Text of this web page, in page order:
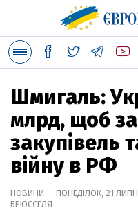
Шмигаль:
млрд, щоб
закупівель
війну в РФ
НОВИНИ — ПОНЕДІЛОК, 21
БРЮССЕЛЯ